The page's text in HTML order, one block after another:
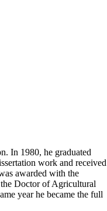
In 1980, he graduated
work and received
awarded with the
the Doctor of Agricultural
year he became the full